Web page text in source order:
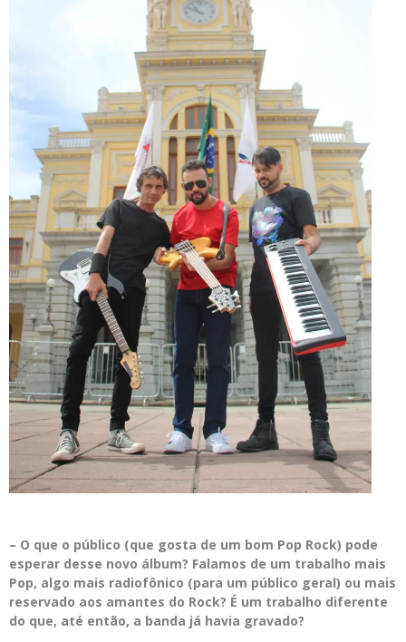
– O que o público (que gosta de um bom Pop Rock) pode
esperar desse novo álbum? Falamos de um trabalho mais
Pop, algo mais radiofônico (para um público geral) ou mais
reservado aos amantes do Rock? É um trabalho diferente
do que, até então, a banda já havia gravado?